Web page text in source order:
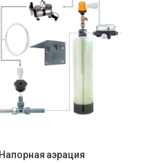
Напорная аэрация